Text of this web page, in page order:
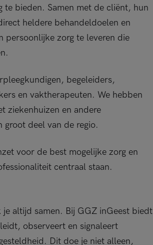
te bieden. Samen met de cliënt, hun
heldere behandeldoelen en
persoonlijke zorg te leveren die
begeleiders,
en vaktherapeuten. We hebben
ziekenhuizen en andere
groot deel van de regio.
voor de best mogelijke zorg en
centraal staan.
altijd samen. Bij GGZ inGeest biedt
observeert en signaleert
Dit doe je niet alleen,